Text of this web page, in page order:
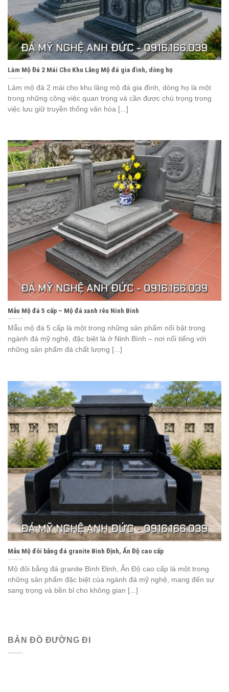
Làm Mộ Đá 2 Mái Cho Khu Lăng Mộ đá gia đình, dòng họ
Làm mộ đá 2 mái cho khu lăng mộ đá gia đình, dòng họ là một
trong những công việc quan trọng và cần được chú trọng trong
việc lưu giữ truyền thống văn hóa [...]
Mẫu Mộ đá 5 cấp – Mộ đá xanh rêu Ninh Bình
Mẫu mộ đá 5 cấp là một trong những sản phẩm nổi bật trong
ngành đá mỹ nghệ, đặc biệt là ở Ninh Bình – nơi nổi tiếng với
những sản phẩm đá chất lượng [...]
Mẫu Mộ đôi bằng đá granite Bình Định, Ấn Độ cao cấp
Mộ đôi bằng đá granite Bình Định, Ấn Độ cao cấp là một trong
những sản phẩm đặc biệt của ngành đá mỹ nghệ, mang đến sự
sang trọng và bền bỉ cho không gian [...]
BẢN ĐỒ ĐƯỜNG ĐI